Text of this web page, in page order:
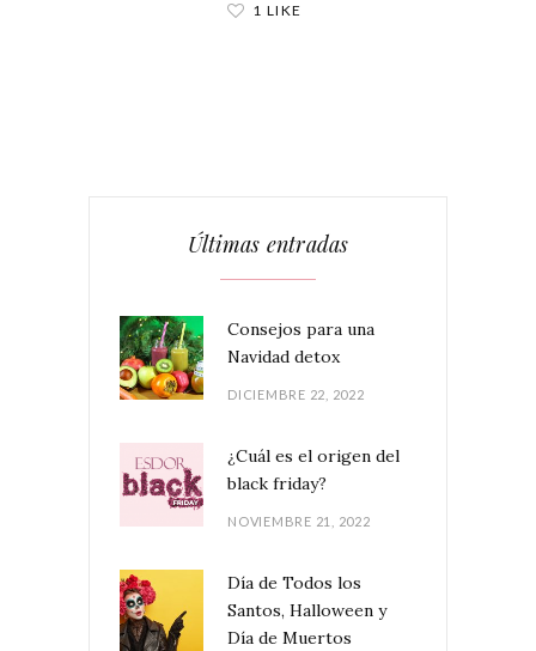
1 LIKE
Últimas entradas
Consejos para una
Navidad detox
DICIEMBRE 22, 2022
¿Cuál es el origen del
black friday?
NOVIEMBRE 21, 2022
Día de Todos los
Santos, Halloween y
Día de Muertos